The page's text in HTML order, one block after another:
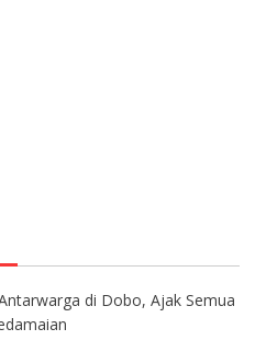
di Dobo, Ajak Semua